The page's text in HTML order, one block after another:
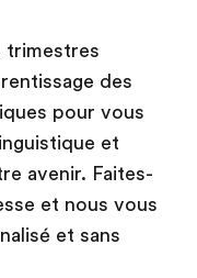
trimestres
des
pour vous
et
avenir. Faites-
et nous vous
et sans